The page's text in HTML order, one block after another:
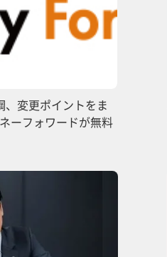
変更ポイントをま
ーフォワードが無料